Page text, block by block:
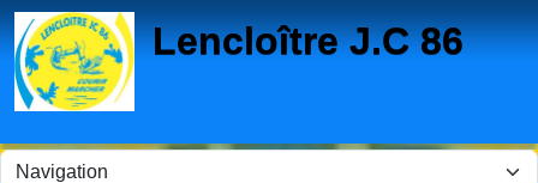
Lencloître J.C 86
Panneau de gestion des cookies